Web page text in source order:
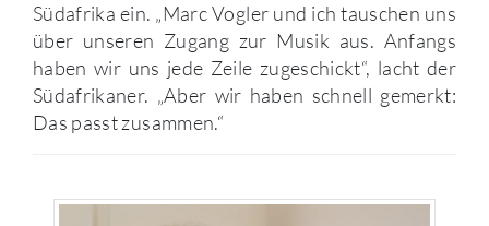
Südafrika ein. „Marc Vogler und ich tauschen uns
über unseren Zugang zur Musik aus. Anfangs
haben wir uns jede Zeile zugeschickt“, lacht der
Südafrikaner. „Aber wir haben schnell gemerkt:
Das passt zusammen.“